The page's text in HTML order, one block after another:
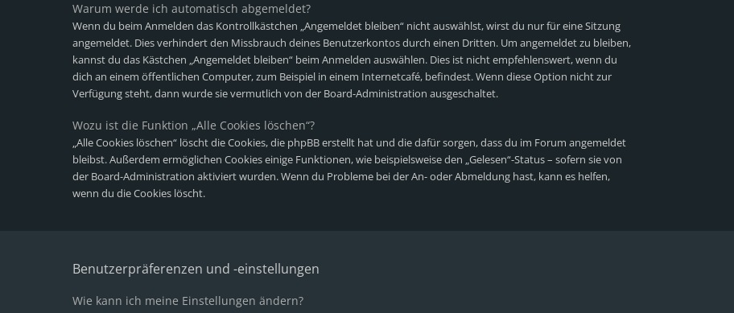
Warum werde ich automatisch abgemeldet?
Wenn du beim Anmelden das Kontrollkästchen „Angemeldet bleiben“ nicht auswählst, wirst du nur für eine Sitzung
angemeldet. Dies verhindert den Missbrauch deines Benutzerkontos durch einen Dritten. Um angemeldet zu bleiben,
kannst du das Kästchen „Angemeldet bleiben“ beim Anmelden auswählen. Dies ist nicht empfehlenswert, wenn du
dich an einem öffentlichen Computer, zum Beispiel in einem Internetcafé, befindest. Wenn diese Option nicht zur
Verfügung steht, dann wurde sie vermutlich von der Board-Administration ausgeschaltet.
Wozu ist die Funktion „Alle Cookies löschen“?
„Alle Cookies löschen“ löscht die Cookies, die phpBB erstellt hat und die dafür sorgen, dass du im Forum angemeldet
bleibst. Außerdem ermöglichen Cookies einige Funktionen, wie beispielsweise den „Gelesen“-Status – sofern sie von
der Board-Administration aktiviert wurden. Wenn du Probleme bei der An- oder Abmeldung hast, kann es helfen,
wenn du die Cookies löscht.
Benutzerpräferenzen und -einstellungen
Wie kann ich meine Einstellungen ändern?